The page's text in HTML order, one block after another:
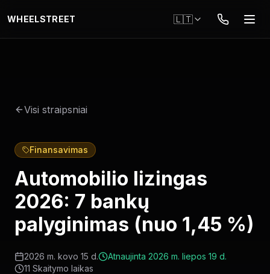
WHEELSTREET 🇱🇹
Visi straipsniai
Finansavimas
Automobilio lizingas
2026: 7 bankų
palyginimas (nuo 1,45 %)
2026 m. kovo 15 d. Atnaujinta 2026 m. liepos 19 d.
11 Skaitymo laikas